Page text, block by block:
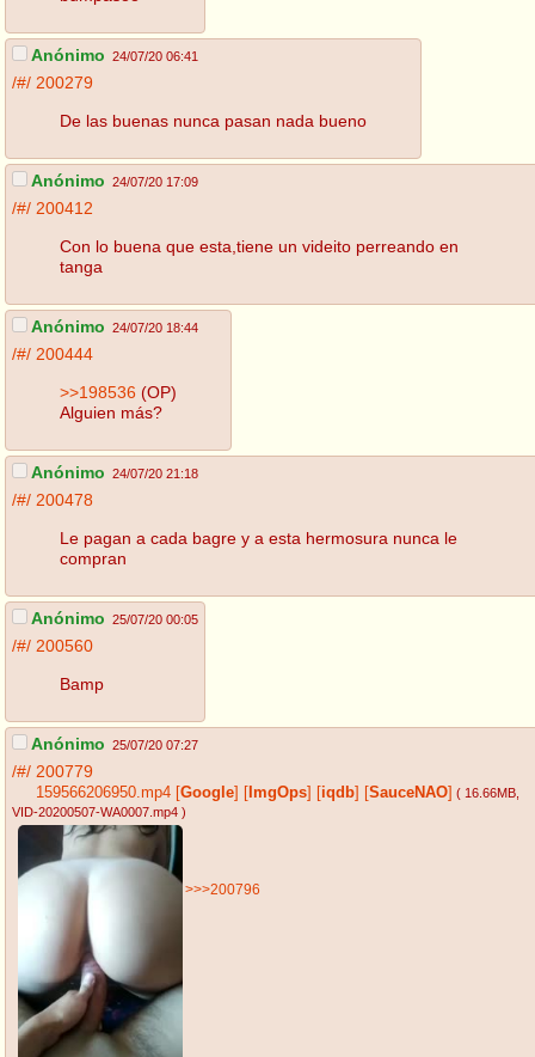
Anónimo 24/07/20 06:41
/#/ 200279
De las buenas nunca pasan nada bueno
Anónimo 24/07/20 17:09
/#/ 200412
Con lo buena que esta,tiene un videito perreando en
tanga
Anónimo 24/07/20 18:44
/#/ 200444
>>198536 (OP)
Alguien más?
Anónimo 24/07/20 21:18
/#/ 200478
Le pagan a cada bagre y a esta hermosura nunca le
compran
Anónimo 25/07/20 00:05
/#/ 200560
Bamp
Anónimo 25/07/20 07:27
/#/ 200779
159566206950.mp4 [Google] [ ImgOps] [iqdb] [SauceNAO] ( 16.66MB
VID-20200507-WA0007.mp4 )
>>>200796